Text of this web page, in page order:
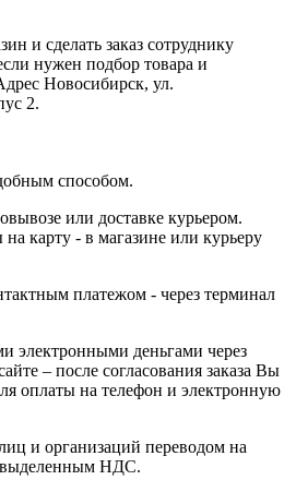
и сделать заказ сотруднику
нужен подбор товара и
Новосибирск, ул.
2.
способом.
или доставке курьером.
карту - в магазине или курьеру
платежом - через терминал
электронными деньгами через
– после согласования заказа Вы
оплаты на телефон и электронную
и организаций переводом на
выделенным НДС.